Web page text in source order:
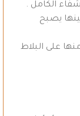
الكامل .
يصبح
على البلاط